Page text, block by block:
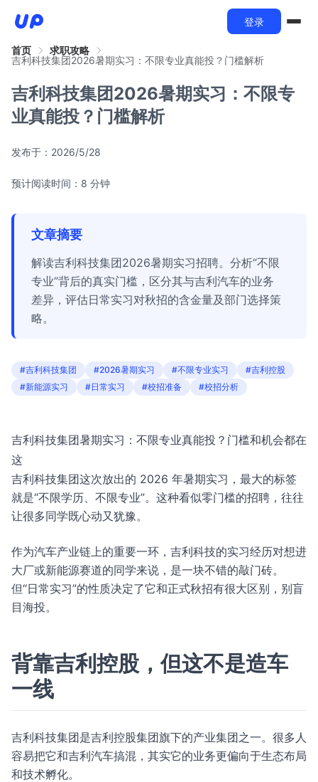
登录
首页
求职攻略
吉利科技集团2026暑期实习：不限专业真能投？门槛解析
吉利科技集团2026暑期实习：不限专
业真能投？门槛解析
发布于： 2026/5/28
预计阅读时间：8 分钟
文章摘要
解读吉利科技集团2026暑期实习招聘。分析“不限
专业”背后的真实门槛，区分其与吉利汽车的业务
差异，评估日常实习对秋招的含金量及部门选择策
略。
#吉利科技集团 #2026暑期实习 #不限专业实习
#吉利控股
#新能源实习
#日常实习 #校招准备 #校招分析
吉利科技集团暑期实习：不限专业真能投？门槛和机会都在
这
吉利科技集团这次放出的 2026 年暑期实习，最大的标签
就是“不限学历、不限专业”。这种看似零门槛的招聘，往往
让很多同学既心动又犹豫。
作为汽车产业链上的重要一环，吉利科技的实习经历对想进
大厂或新能源赛道的同学来说，是一块不错的敲门砖。
但“日常实习”的性质决定了它和正式秋招有很大区别，别盲
目海投。
背靠吉利控股，但这不是造车
一线
吉利科技集团是吉利控股集团旗下的产业集团之一。很多人
容易把它和吉利汽车搞混，其实它的业务更偏向于生态布局
和技术孵化。